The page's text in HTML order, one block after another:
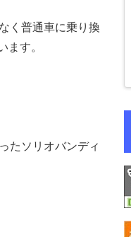
く普通車に乗り換
ます。
たソリオバンディ